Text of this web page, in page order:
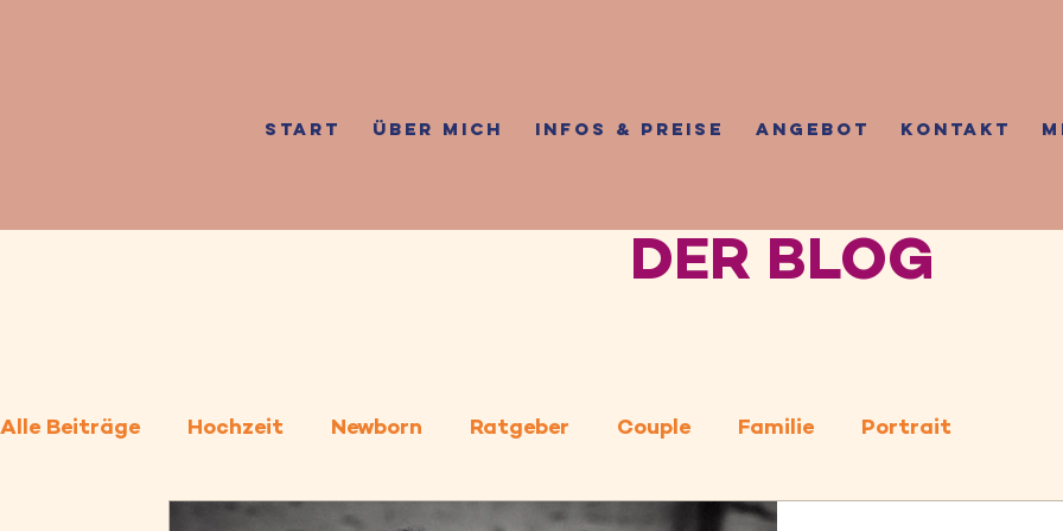
START ÜBER MICH INFOS & PREISE ANGEBOT KONTAKT
DER BLOG
Alle Beiträge Hochzeit Newborn Ratgeber Couple Familie Portrait